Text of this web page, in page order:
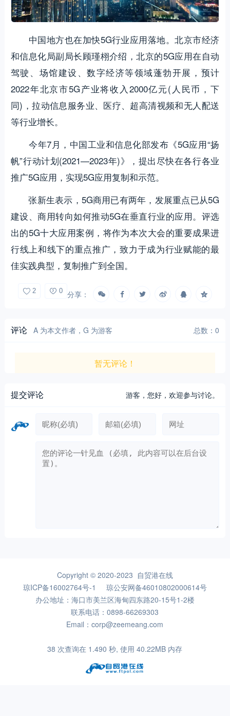
中国地方也在加快5G行业应用落地。北京市经济
和信息化局副局长顾瑾栩介绍，北京的5G应用在自动
驾驶、场馆建设、数字经济等领域蓬勃开展，预计
2022年北京市5G产业将收入2000亿元(人民币，下
同)，拉动信息服务业、医疗、超高清视频和无人配送
等行业增长。
今年7月，中国工业和信息化部发布《5G应用“扬
帆”行动计划(2021—2023年)》，提出尽快在各行各业
推广5G应用，实现5G应用复制和示范。
张新生表示，5G商用已有两年，发展重点已从5G
建设、商用转向如何推动5G在垂直行业的应用。评选
出的5G十大应用案例，将作为本次大会的重要成果进
行线上和线下的重点推广，致力于成为行业赋能的最
佳实践典型，复制推广到全国。
2 0 分享：
评论 A 为本文作者，G 为游客 总数：0
暂无评论！
提交评论 游客，您好，欢迎参与讨论。
Copyright © 2020-2023 自贸港在线
琼ICP备16002764号-1
琼公安网备46010802000614号
办公地址：海口市美兰区海甸四东路20-15号1-2楼
联系电话：0898-66269303
Email：corp@zeemeang.com
38 次查询在 1.490 秒, 使用 40.22MB 内存